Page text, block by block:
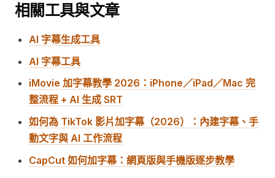
相關工具與文章
AI 字幕生成工具
AI 字幕工具
iMovie 加字幕教學 2026：iPhone／iPad／Mac 完
整流程 + AI 生成 SRT
如何為 TikTok 影片加字幕（2026）：內建字幕、手
動文字與 AI 工作流程
CapCut 如何加字幕：網頁版與手機版逐步教學